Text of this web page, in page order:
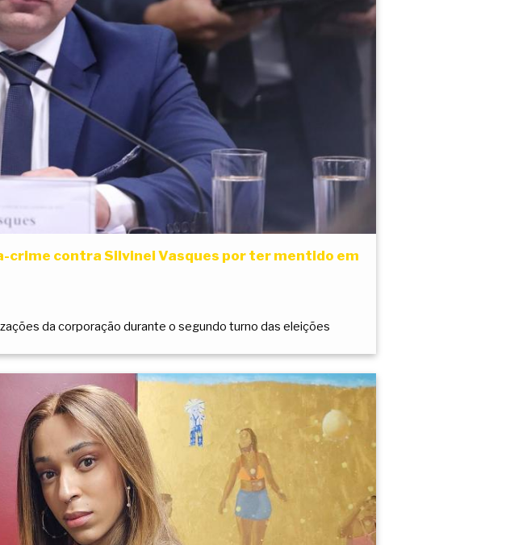
crime contra Silvinei Vasques por ter mentido em
da corporação durante o segundo turno das eleições